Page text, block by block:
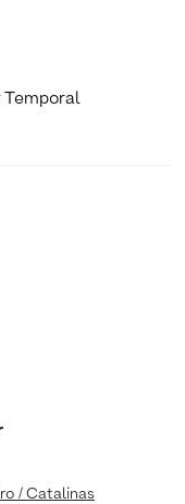
Temporal
/ Catalinas